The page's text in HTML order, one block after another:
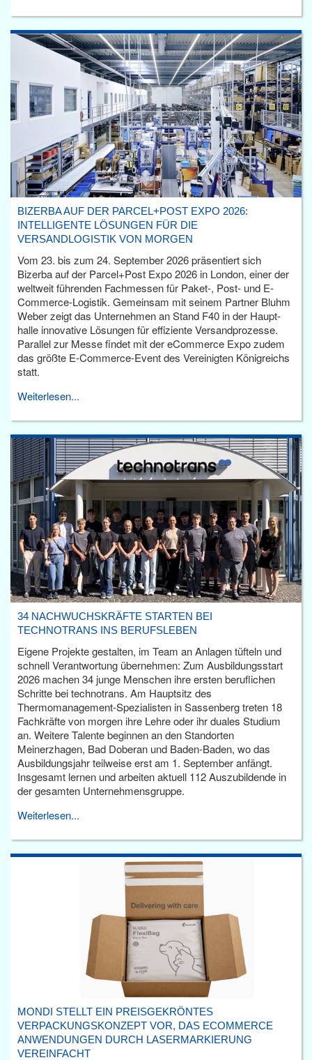
BIZERBA AUF DER PARCEL+POST EXPO 2026:
INTELLIGENTE LÖSUNGEN FÜR DIE
VERSANDLOGISTIK VON MORGEN
Vom 23. bis zum 24. September 2026 präsentiert sich
Bizerba auf der Parcel+Post Expo 2026 in London, einer der
weltweit führenden Fachmessen für Paket-, Post- und E-
Commerce-Logistik. Gemeinsam mit seinem Partner Bluhm
Weber zeigt das Unternehmen an Stand F40 in der Haupt­
halle innovative Lösungen für effiziente Versandprozesse.
Parallel zur Messe findet mit der eCommerce Expo zudem
das größte E-Commerce-Event des Vereinigten Königreichs
statt.
Weiterlesen...
34 NACHWUCHSKRÄFTE STARTEN BEI
TECHNOTRANS INS BERUFSLEBEN
Eigene Projekte gestalten, im Team an Anlagen tüfteln und
schnell Verantwortung übernehmen: Zum Ausbildungsstart
2026 machen 34 junge Menschen ihre ersten beruflichen
Schritte bei technotrans. Am Hauptsitz des
Thermomanagement-Spezialisten in Sassenberg treten 18
Fachkräfte von morgen ihre Lehre oder ihr duales Studium
an. Weitere Talente beginnen an den Standorten
Meinerzhagen, Bad Doberan und Baden-Baden, wo das
Ausbildungsjahr teilweise erst am 1. September anfängt.
Insgesamt lernen und arbeiten aktuell 112 Auszubildende in
der gesamten Unternehmensgruppe.
Weiterlesen...
MONDI STELLT EIN PREISGEKRÖNTES
VERPACKUNGSKONZEPT VOR, DAS ECOMMERCE
ANWENDUNGEN DURCH LASERMARKIERUNG
VEREINFACHT